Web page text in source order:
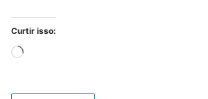
Curtir isso:
Carregando...